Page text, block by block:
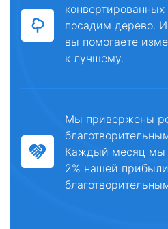
посадим дерево.
вы помогаете
к лучшему.
Мы привержены
Каждый месяц мы
2% нашей